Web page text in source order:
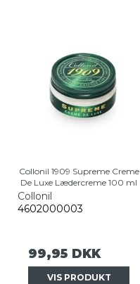
Collonil 1909 Supreme Creme
De Luxe Lædercreme 100 ml
Collonil
4602000003
99,95 DKK
VIS PRODUKT